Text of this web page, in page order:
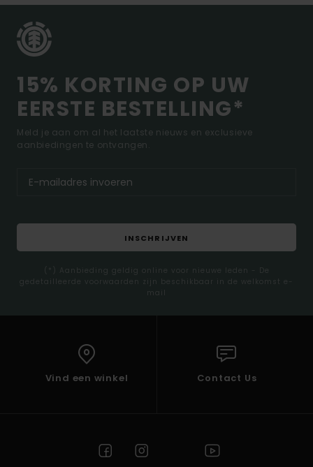
15% KORTING OP UW
EERSTE BESTELLING*
Meld je aan om al het laatste nieuws en exclusieve
aanbiedingen te ontvangen.
INSCHRIJVEN
(*) Aanbieding geldig online voor nieuwe leden - De
gedetailleerde voorwaarden zijn beschikbaar in de welkomst e-
mail
Vind een winkel Contact Us